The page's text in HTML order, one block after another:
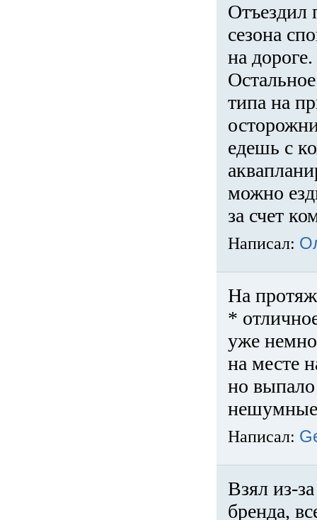
Отъездил
сезона
на
типа на
едешь с
можно
за счет
Написал:
На
*
уже
на месте
но
нешумные
Написал:
Взял из-
бренда,